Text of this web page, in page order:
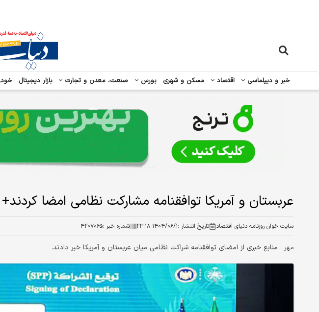
خبر و دیپلماسی اقتصاد مسکن و شهری بورس صنعت، معدن و تجارت بازار دیجیتال
عربستان و آمریکا توافقنامه مشارکت نظامی امضا
سایت خوان روزنامه دنیای اقتصاد تاریخ انتشار :۱۴۰۴/۰۶/۱ ۲۳:۱۸ شماره خبر :۴۲۰۷۰۶۵
مهر : منابع خبری از امضای توافقنامه شراکت نظامی میان عربستان و آمریکا خبر دادند.